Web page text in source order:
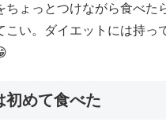
ちょっとつけながら食べた
こい。ダイエットには持っ
初めて食べた